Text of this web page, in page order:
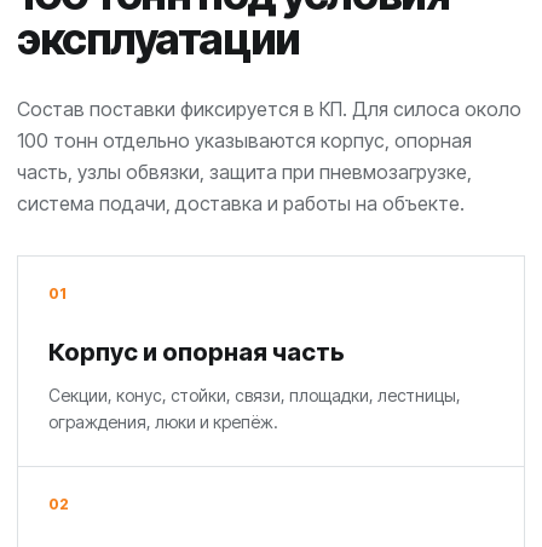
эксплуатации
Состав поставки фиксируется в КП. Для силоса около
100 тонн отдельно указываются корпус, опорная
часть, узлы обвязки, защита при пневмозагрузке,
система подачи, доставка и работы на объекте.
01
Корпус и опорная часть
Секции, конус, стойки, связи, площадки, лестницы,
ограждения, люки и крепёж.
02